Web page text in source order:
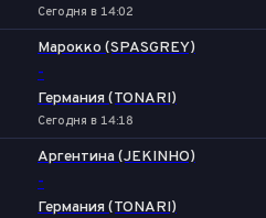
Сегодня в 14:02
Марокко (SPASGREY)
-
Германия (TONARI)
Сегодня в 14:18
Аргентина (JEKINHO)
-
Германия (TONARI)